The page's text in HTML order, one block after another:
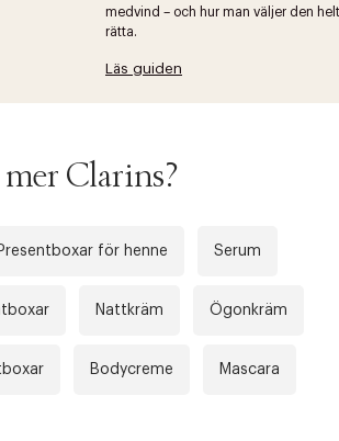
medvind – och hur man väljer den helt
rätta.
Läs guiden
Clarins?
Presentboxar för henne Serum
Nattkräm Ögonkräm
Bodycreme Mascara